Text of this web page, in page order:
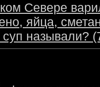
Севере
яйца,
называли?